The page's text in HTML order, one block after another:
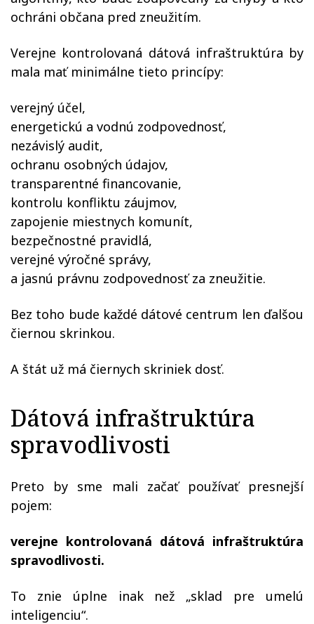
ochráni občana pred zneužitím.
Verejne kontrolovaná dátová infraštruktúra by
mala mať minimálne tieto princípy:
verejný účel,
energetickú a vodnú zodpovednosť,
nezávislý audit,
ochranu osobných údajov,
transparentné financovanie,
kontrolu konfliktu záujmov,
zapojenie miestnych komunít,
bezpečnostné pravidlá,
verejné výročné správy,
a jasnú právnu zodpovednosť za zneužitie.
Bez toho bude každé dátové centrum len ďalšou
čiernou skrinkou.
A štát už má čiernych skriniek dosť.
Dátová infraštruktúra
spravodlivosti
Preto by sme mali začať používať presnejší
pojem:
verejne kontrolovaná dátová infraštruktúra
spravodlivosti.
To znie úplne inak než „sklad pre umelú
inteligenciu“.